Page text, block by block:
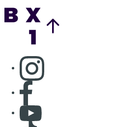
Consulter page
Consulter page
Consulter Youtube